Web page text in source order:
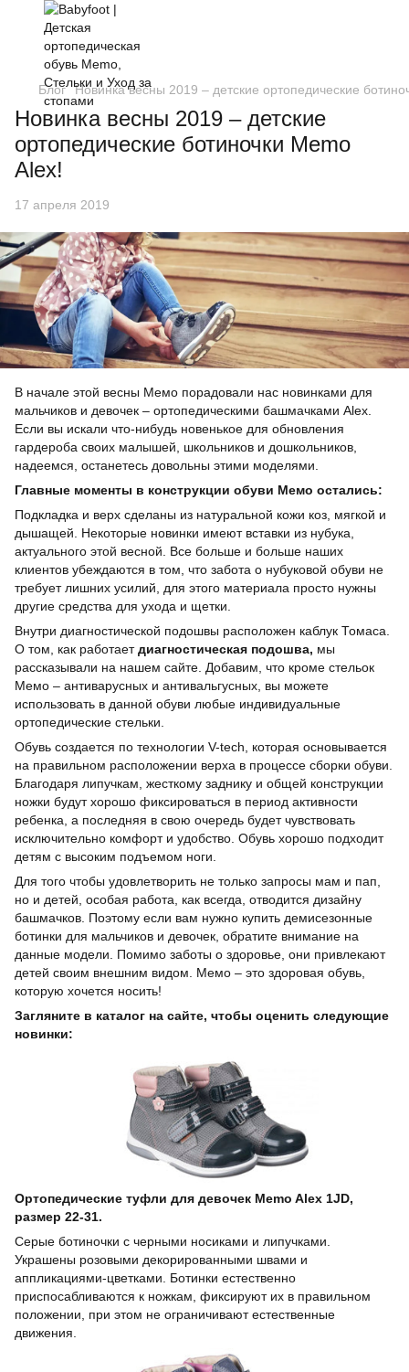
Блог Новинка весны 2019 – детские ортопедические
Новинка весны 2019 – детские
ортопедические ботиночки Memo
Alex!
17 апреля 2019
В начале этой весны Мемо порадовали нас новинками для
мальчиков и девочек – ортопедическими башмачками Alex.
Если вы искали что-нибудь новенькое для обновления
гардероба своих малышей, школьников и дошкольников,
надеемся, останетесь довольны этими моделями.
Главные моменты в конструкции обуви Мемо остались:
Подкладка и верх сделаны из натуральной кожи коз, мягкой и
дышащей. Некоторые новинки имеют вставки из нубука,
актуального этой весной. Все больше и больше наших
клиентов убеждаются в том, что забота о нубуковой обуви не
требует лишних усилий, для этого материала просто нужны
другие средства для ухода и щетки.
Внутри диагностической подошвы расположен каблук Томаса.
О том, как работаетдиагностическая подошва, мы
рассказывали на нашем сайте. Добавим, что кроме стельок
Мемо – антиварусных и антивальгусных, вы можете
использовать в данной обуви любые индивидуальные
ортопедические стельки.
Обувь создается по технологии V-tech, которая основывается
на правильном расположении верха в процессе сборки обуви.
Благодаря липучкам, жесткому заднику и общей конструкции
ножки будут хорошо фиксироваться в период активности
ребенка, а последняя в свою очередь будет чувствовать
исключительно комфорт и удобство. Обувь хорошо подходит
детям с высоким подъемом ноги.
Для того чтобы удовлетворить не только запросы мам и пап,
но и детей, особая работа, как всегда, отводится дизайну
башмачков. Поэтому если вам нужно купить демисезонные
ботинки для мальчиков и девочек, обратите внимание на
данные модели. Помимо заботы о здоровье, они привлекают
детей своим внешним видом. Мемо – это здоровая обувь,
которую хочется носить!
Загляните в каталог на сайте, чтобы оценить следующие
новинки:
Ортопедические туфли для девочек Memo Alex 1JD,
размер 22-31.
Серые ботиночки с черными носиками и липучками.
Украшены розовыми декорированными швами и
аппликациями-цветками. Ботинки естественно
приспосабливаются к ножкам, фиксируют их в правильном
положении, при этом не ограничивают естественные
движения.